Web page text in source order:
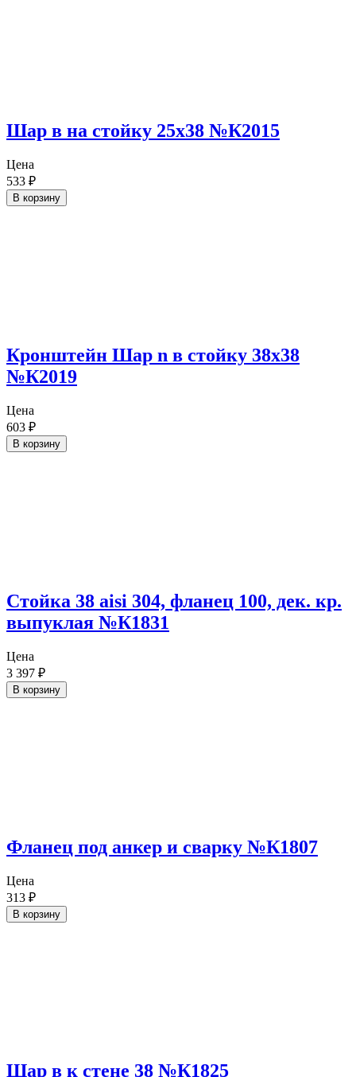
Шар в на стойку 25х38 №К2015
Цена
533 ₽
В корзину
Кронштейн Шар n в стойку 38х38
№К2019
Цена
603 ₽
В корзину
Стойка 38 aisi 304, фланец 100, дек. кр.
выпуклая №К1831
Цена
3 397 ₽
В корзину
Фланец под анкер и сварку №К1807
Цена
313 ₽
В корзину
Шар в к стене 38 №К1825